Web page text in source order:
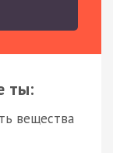
ты:
вещества